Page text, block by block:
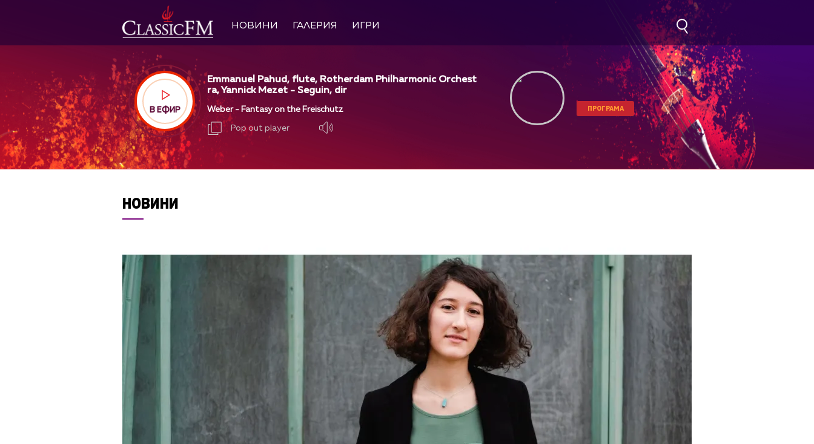
НОВИНИ ГАЛЕРИЯ ИГРИ
В ЕФИР
Emmanuel Pahud, flute, Rotherdam Philharmonic Orchest
ra, Yannick Mezet - Seguin, dir
Weber - Fantasy on the Freischutz
Pop out player
ПРОГРАМА
НОВИНИ